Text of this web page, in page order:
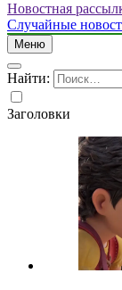
Новостная
Случайные
Меню
Найти:
Заголовки